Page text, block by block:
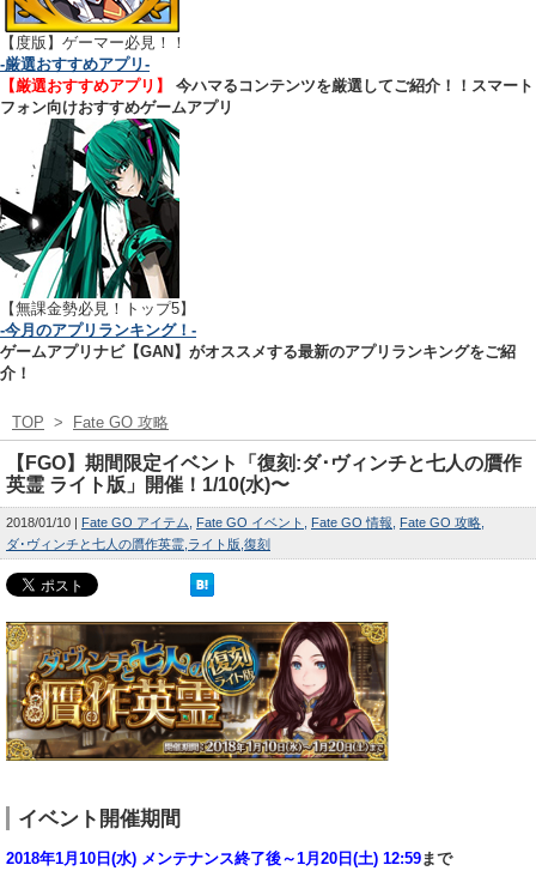
【 度版】ゲーマー必見！！
-厳選おすすめアプリ-
【厳選おすすめアプリ】
今ハマるコンテンツを厳選してご紹介！！スマート
フォン向けおすすめゲームアプリ
【無課金勢必見！トップ5】
-今月のアプリランキング！-
ゲームアプリナビ【GAN】がオススメする最新のアプリランキングをご紹
介！
TOP > Fate GO 攻略
【FGO】期間限定イベント「復刻:ダ･ヴィンチと七人の贋作
英霊 ライト版」開催！1/10(水)〜
2018/01/10 Fate GO アイテム Fate GO イベント Fate GO 情報
Fate GO 攻略
ダ･ヴィンチと七人の贋作英霊 ライト版 復刻
イベント開催期間
2018年1月10日(水) メンテナンス終了後～1月20日(土) 12:59まで